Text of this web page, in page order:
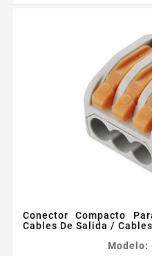
Conector Compacto
Cables De Salida /
Modelo: